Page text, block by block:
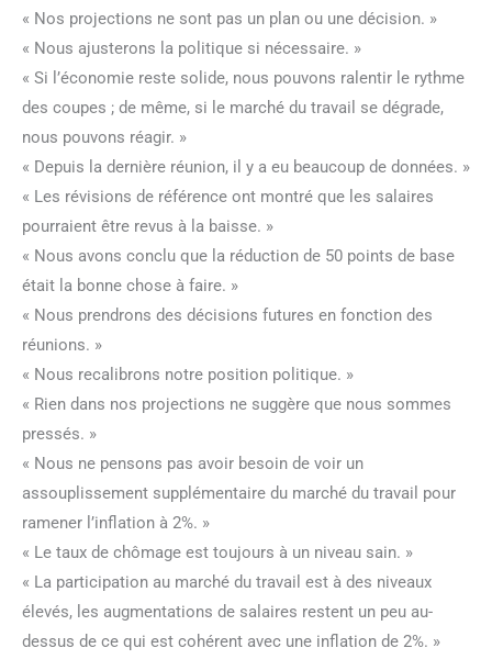
« Nos projections ne sont pas un plan ou une décision. »
« Nous ajusterons la politique si nécessaire. »
« Si l’économie reste solide, nous pouvons ralentir le rythme
des coupes ; de même, si le marché du travail se dégrade,
nous pouvons réagir. »
« Depuis la dernière réunion, il y a eu beaucoup de données. »
« Les révisions de référence ont montré que les salaires
pourraient être revus à la baisse. »
« Nous avons conclu que la réduction de 50 points de base
était la bonne chose à faire. »
« Nous prendrons des décisions futures en fonction des
réunions. »
« Nous recalibrons notre position politique. »
« Rien dans nos projections ne suggère que nous sommes
pressés. »
« Nous ne pensons pas avoir besoin de voir un
assouplissement supplémentaire du marché du travail pour
ramener l’inflation à 2%. »
« Le taux de chômage est toujours à un niveau sain. »
« La participation au marché du travail est à des niveaux
élevés, les augmentations de salaires restent un peu au-
dessus de ce qui est cohérent avec une inflation de 2%. »